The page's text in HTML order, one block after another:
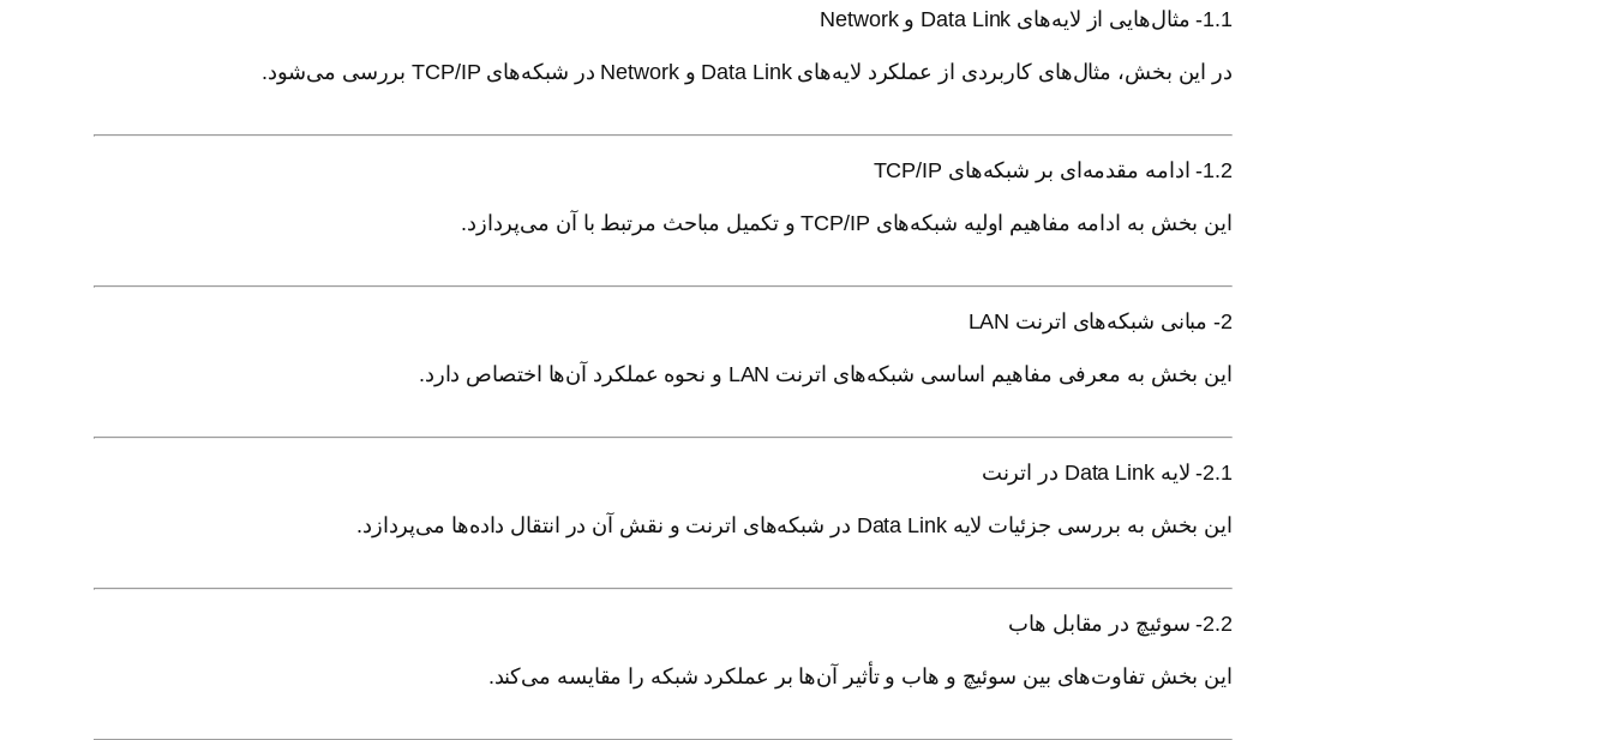
1.1- مثال‌هایی از لایه‌های Data Link و Network
در این بخش، مثال‌های کاربردی از عملکرد لایه‌های Data Link و Network در شبکه‌های TCP/IP بررسی می‌شود.
1.2- ادامه مقدمه‌ای بر شبکه‌های TCP/IP
این بخش به ادامه مفاهیم اولیه شبکه‌های TCP/IP و تکمیل مباحث مرتبط با آن می‌پردازد.
2- مبانی شبکه‌های اترنت LAN
این بخش به معرفی مفاهیم اساسی شبکه‌های اترنت LAN و نحوه عملکرد آن‌ها اختصاص دارد.
2.1- لایه Data Link در اترنت
این بخش به بررسی جزئیات لایه Data Link در شبکه‌های اترنت و نقش آن در انتقال داده‌ها می‌پردازد.
2.2- سوئیچ در مقابل هاب
این بخش تفاوت‌های بین سوئیچ و هاب و تأثیر آن‌ها بر عملکرد شبکه را مقایسه می‌کند.